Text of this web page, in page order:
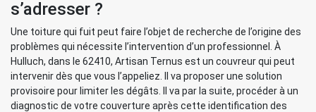
s’adresser ?
Une toiture qui fuit peut faire l’objet de recherche de l’origine des
problèmes qui nécessite l’intervention d’un professionnel. À
Hulluch, dans le 62410, Artisan Ternus est un couvreur qui peut
intervenir dès que vous l’appeliez. Il va proposer une solution
provisoire pour limiter les dégâts. Il va par la suite, procéder à un
diagnostic de votre couverture après cette identification des